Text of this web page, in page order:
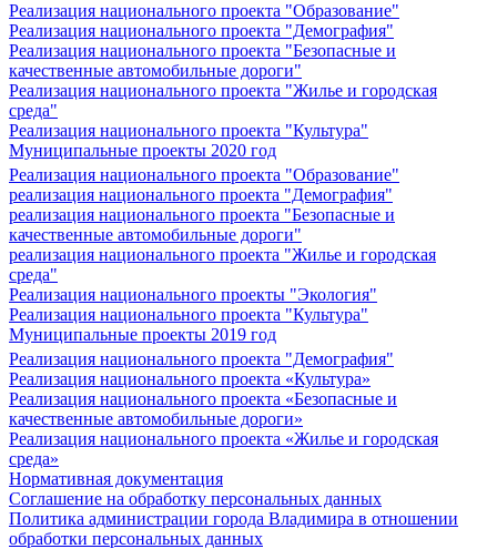
Реализация национального проекта "Образование"
Реализация национального проекта "Демография"
Реализация национального проекта "Безопасные и
качественные автомобильные дороги"
Реализация национального проекта "Жилье и городская
среда"
Реализация национального проекта "Культура"
Муниципальные проекты 2020 год
Реализация национального проекта "Образование"
реализация национального проекта "Демография"
реализация национального проекта "Безопасные и
качественные автомобильные дороги"
реализация национального проекта "Жилье и городская
среда"
Реализация национального проекты "Экология"
Реализация национального проекта "Культура"
Муниципальные проекты 2019 год
Реализация национального проекта "Демография"
Реализация национального проекта «Культура»
Реализация национального проекта «Безопасные и
качественные автомобильные дороги»
Реализация национального проекта «Жилье и городская
среда»
Нормативная документация
Соглашение на обработку персональных данных
Политика администрации города Владимира в отношении
обработки персональных данных